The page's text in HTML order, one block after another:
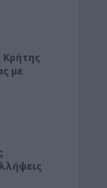
Κρήτης
με